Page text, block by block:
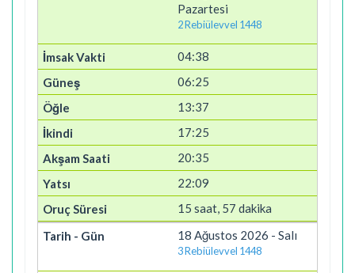
Pazartesi
2 Rebiülevvel 1448
04:38
06:25
13:37
17:25
20:35
22:09
15 saat, 57 dakika
18 Ağustos 2026 - Salı
3 Rebiülevvel 1448